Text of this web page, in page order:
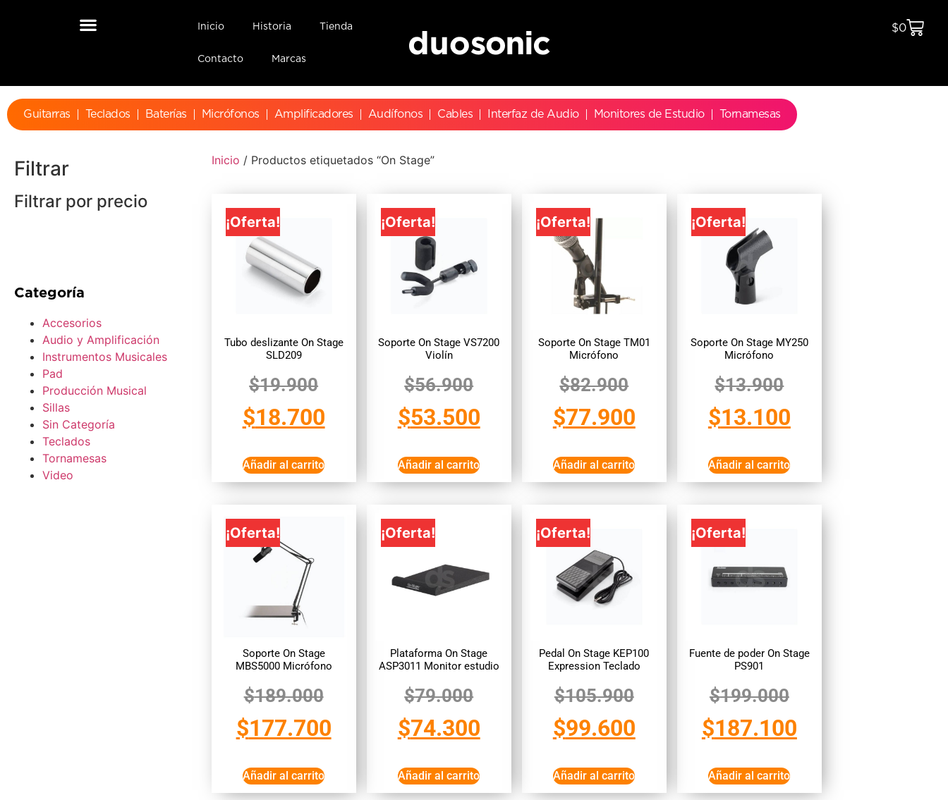
Inicio Historia Tienda
Contacto Marcas
$0
Guitarras Teclados Baterías Micrófonos Amplificadores Audífonos Cables Interfaz de Audio Monitores de Estudio Tornamesas
Filtrar
Filtrar por precio
Categoría
Accesorios
Audio y Amplificación
Instrumentos Musicales
Pad
Producción Musical
Sillas
Sin Categoría
Teclados
Tornamesas
Video
Inicio / Productos etiquetados “On Stage”
¡Oferta!
Tubo deslizante On Stage
SLD209
$19.900
$18.700
Añadir al carrito
¡Oferta!
Soporte On Stage VS7200
Violín
$56.900
$53.500
Añadir al carrito
¡Oferta!
Soporte On Stage TM01
Micrófono
$82.900
$77.900
Añadir al carrito
¡Oferta!
Soporte On Stage MY250
Micrófono
$13.900
$13.100
Añadir al carrito
¡Oferta!
Soporte On Stage
MBS5000 Micrófono
$189.000
$177.700
Añadir al carrito
¡Oferta!
Plataforma On Stage
ASP3011 Monitor estudio
$79.000
$74.300
Añadir al carrito
¡Oferta!
Pedal On Stage KEP100
Expression Teclado
$105.900
$99.600
Añadir al carrito
¡Oferta!
Fuente de poder On Stage
PS901
$199.000
$187.100
Añadir al carrito